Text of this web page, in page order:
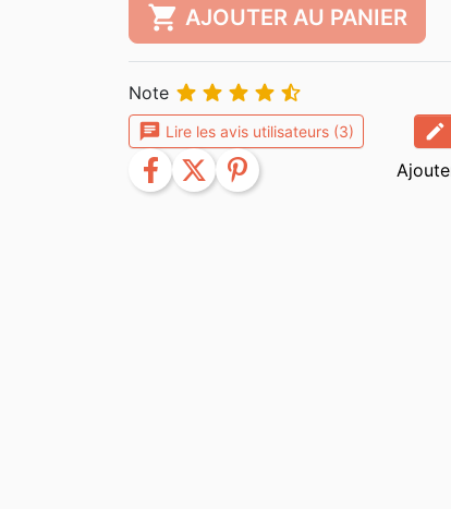
shopping_cart AJOUTER AU PANIER
Note     
chat Lire les avis utilisateurs (3) edit
facebook twitter pinterest